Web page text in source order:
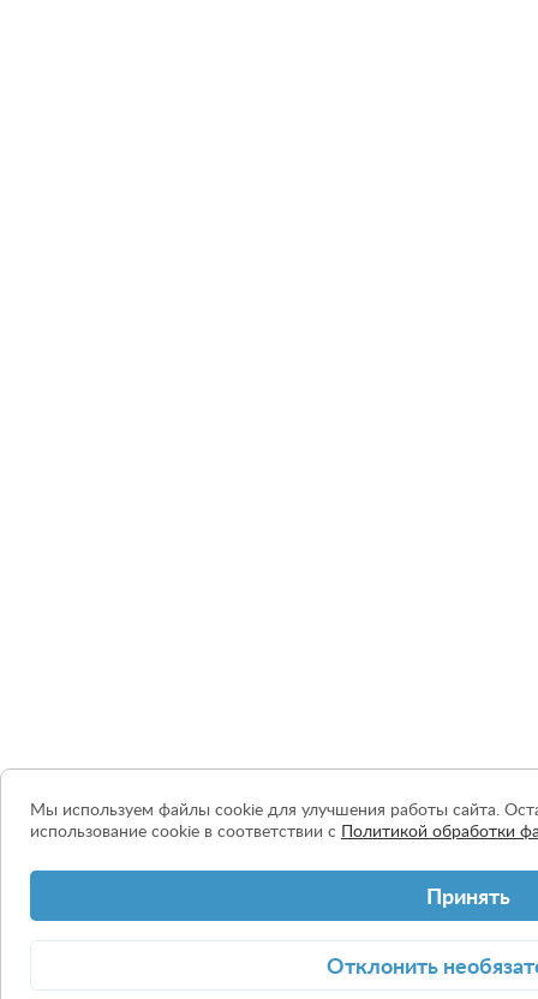
Мы используем файлы cookie для улучшения работы сайта.
использование cookie в соответствии с Политикой обработки
Принять
Отклонить